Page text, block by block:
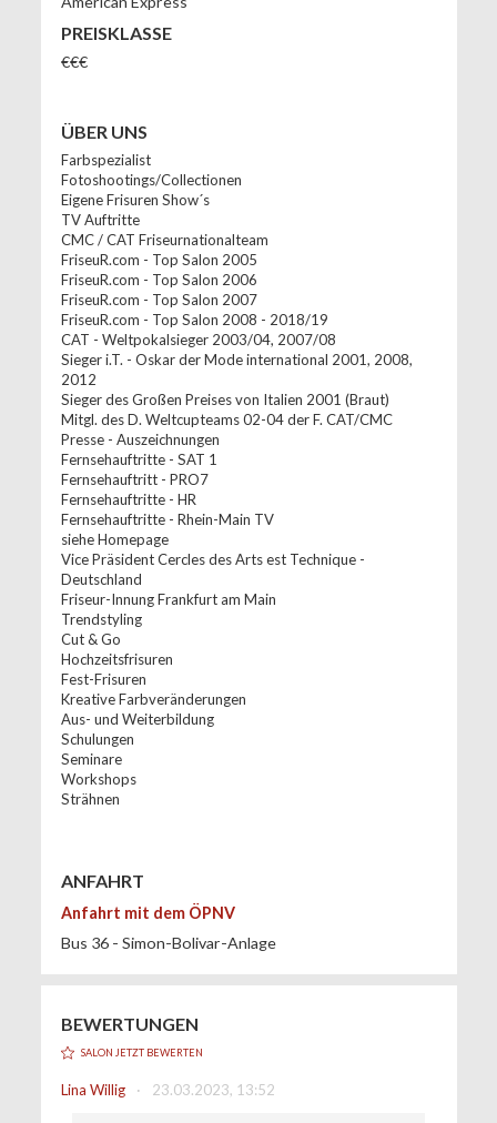
PREISKLASSE
€€€
ÜBER UNS
Farbspezialist
Fotoshootings/Collectionen
Eigene Frisuren Show´s
TV Auftritte
CMC / CAT Friseurnationalteam
FriseuR.com - Top Salon 2005
FriseuR.com - Top Salon 2006
FriseuR.com - Top Salon 2007
FriseuR.com - Top Salon 2008 - 2018/19
CAT - Weltpokalsieger 2003/04, 2007/08
Sieger i.T. - Oskar der Mode international 2001, 2008,
2012
Sieger des Großen Preises von Italien 2001 (Braut)
Mitgl. des D. Weltcupteams 02-04 der F. CAT/CMC
Presse - Auszeichnungen
Fernsehauftritte - SAT 1
Fernsehauftritt - PRO7
Fernsehauftritte - HR
Fernsehauftritte - Rhein-Main TV
siehe Homepage
Vice Präsident Cercles des Arts est Technique -
Deutschland
Friseur-Innung Frankfurt am Main
Trendstyling
Cut & Go
Hochzeitsfrisuren
Fest-Frisuren
Kreative Farbveränderungen
Aus- und Weiterbildung
Schulungen
Seminare
Workshops
Strähnen
ANFAHRT
Anfahrt mit dem ÖPNV
Bus 36 - Simon-Bolivar-Anlage
BEWERTUNGEN
SALON JETZT BEWERTEN
Lina Willig · 23.03.2023, 13:52